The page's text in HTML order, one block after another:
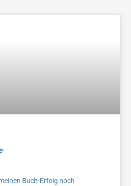
Buch-Erfolg noch